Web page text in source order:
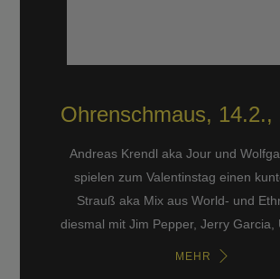
Ohrenschmaus, 14.2.,
Andreas Krendl aka Jour und
spielen zum Valentinstag einen
Strauß aka Mix aus World- und
diesmal mit Jim Pepper, Jerry Garcia,
MEHR